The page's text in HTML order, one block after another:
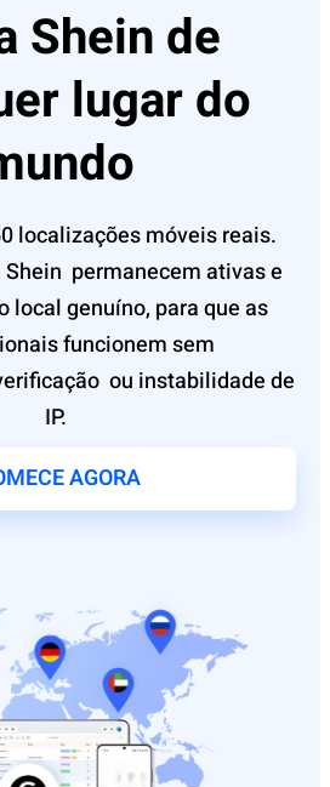
Shein de
lugar do
localizações móveis reais.
Shein permanecem ativas e
local genuíno, para que as
funcionem sem
ou instabilidade de
IP.
AGORA